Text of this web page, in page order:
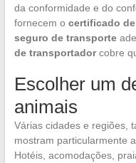
da conformidade e do
fornecem o certificado
seguro de transporte
de transportadorcobre
Escolher um
animais
Várias cidades e regiões,
mostram particularmente
Hotéis, acomodações,